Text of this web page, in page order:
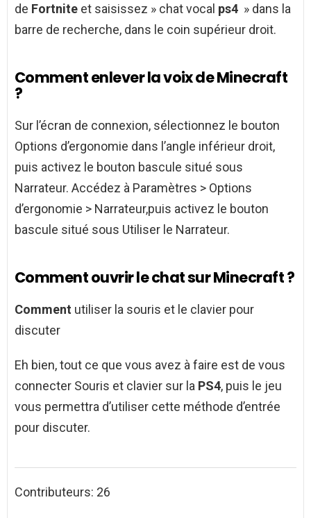
de Fortnite et saisissez » chat vocal ps4 » dans la
barre de recherche, dans le coin supérieur droit.
Comment enlever la voix de Minecraft
?
Sur l’écran de connexion, sélectionnez le bouton
Options d’ergonomie dans l’angle inférieur droit,
puis activez le bouton bascule situé sous
Narrateur. Accédez à Paramètres > Options
d’ergonomie > Narrateur,puis activez le bouton
bascule situé sous Utiliser le Narrateur.
Comment ouvrir le chat sur Minecraft ?
Comment utiliser la souris et le clavier pour
discuter
Eh bien, tout ce que vous avez à faire est de vous
connecter Souris et clavier sur la PS4, puis le jeu
vous permettra d’utiliser cette méthode d’entrée
pour discuter.
Contributeurs: 26